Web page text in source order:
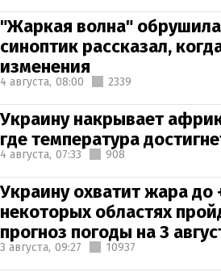
"Жаркая волна"
синоптик рассказал,
изменения
4 августа, 08:00 2339
Украину накрывает
где температура
4 августа, 07:33 908
Украину охватит жара до
некоторых областях
прогноз погоды на 3
3 августа, 09:27 10937